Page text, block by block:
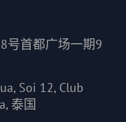
号首都广场一期9
Soi 12, Club
泰国